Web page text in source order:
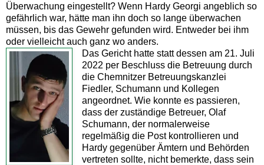
Überwachung eingestellt? Wenn Hardy Georgi angeblich so
gefährlich war, hätte man ihn doch so lange überwachen
müssen, bis das Gewehr gefunden wird. Entweder bei ihm
oder vielleicht auch ganz wo anders.
Das Gericht hatte statt dessen am 21. Juli
2022 per Beschluss die Betreuung durch
die Chemnitzer Betreuungskanzlei
Fiedler, Schumann und Kollegen
angeordnet. Wie konnte es passieren,
dass der zuständige Betreuer, Olaf
Schumann, der normalerweise
regelmäßig die Post kontrollieren und
Hardy gegenüber Ämtern und Behörden
vertreten sollte, nicht bemerkte, dass sein